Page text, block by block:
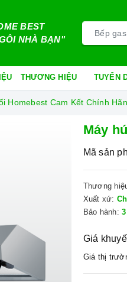
BEST
NHÀ BẠN"
THƯƠNG HIỆU TUYỂN
Homebest Cam Kết Chính
Máy
Mã sản
Thương
Xuất xứ:
Bảo hành:
Giá
Giá thị